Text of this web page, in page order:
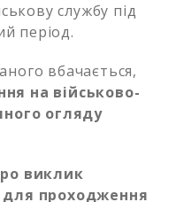
службу під
період.
вбачається,
на військово-
огляду
виклик
для проходження